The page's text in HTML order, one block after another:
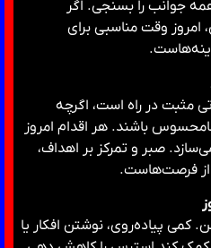
جوانب را بسنجی. اگر
امروز وقت مناسبی برای
مثبت در راه است، اگرچه
باشند. هر اقدام امروز
صبر و تمرکز بر اهداف،
از فرصت‌هاست.
پیاده‌روی، نوشتن افکار یا